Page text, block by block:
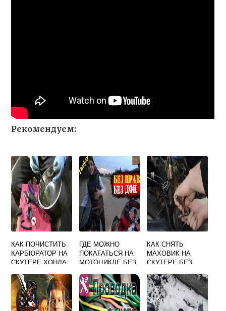
Рекомендуем:
КАК ПОЧИСТИТЬ
КАРБЮРАТОР НА
СКУТЕРЕ ХОНДА
ГДЕ МОЖНО
ПОКАТАТЬСЯ НА
МОТОЦИКЛЕ БЕЗ
КАК СНЯТЬ
МАХОВИК НА
СКУТЕРЕ БЕЗ
ВИДЕО